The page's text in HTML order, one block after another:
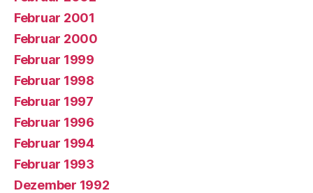
Februar 2001
Februar 2000
Februar 1999
Februar 1998
Februar 1997
Februar 1996
Februar 1994
Februar 1993
Dezember 1992